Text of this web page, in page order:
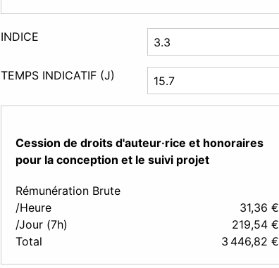
INDICE
TEMPS INDICATIF (J)
Cession de droits d'auteur·rice et honoraires
pour la conception et le suivi projet
Rémunération Brute
/Heure
31,36 €
/Jour (7h)
219,54€
Total
3 446,82 €